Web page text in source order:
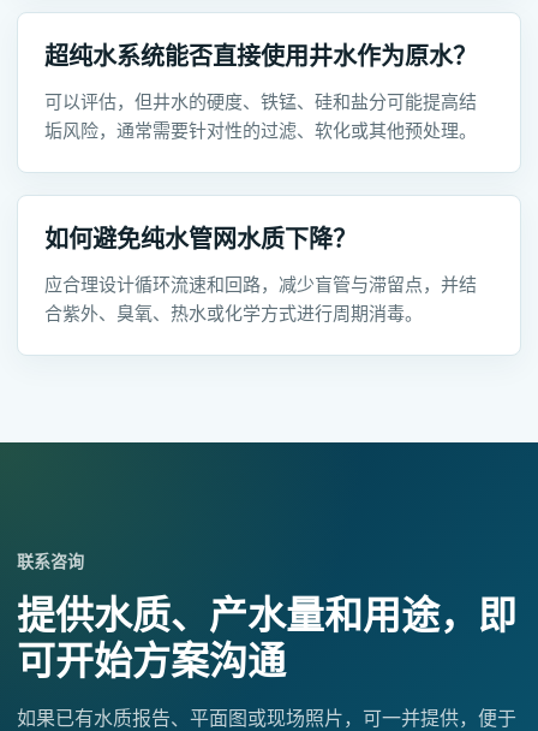
超纯水系统能否直接使用井水作为原水？
可以评估，但井水的硬度、铁锰、硅和盐分可能提高结
垢风险，通常需要针对性的过滤、软化或其他预处理。
如何避免纯水管网水质下降？
应合理设计循环流速和回路，减少盲管与滞留点，并结
合紫外、臭氧、热水或化学方式进行周期消毒。
联系咨询
提供水质、产水量和用途，即
可开始方案沟通
如果已有水质报告、平面图或现场照片，可一并提供，便于